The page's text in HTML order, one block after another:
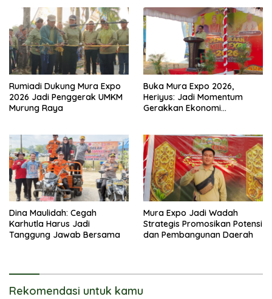
Rumiadi Dukung Mura Expo
2026 Jadi Penggerak UMKM
Murung Raya
Buka Mura Expo 2026,
Heriyus: Jadi Momentum
Gerakkan Ekonomi
Dina Maulidah: Cegah
Karhutla Harus Jadi
Tanggung Jawab Bersama
Mura Expo Jadi Wadah
Strategis Promosikan Potensi
dan Pembangunan Daerah
Rekomendasi untuk kamu